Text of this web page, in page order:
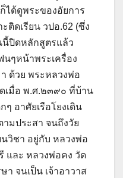
ด้ดูพระของอัยการ
ติดเรียน วปอ.62 (ซึ่ง
นี้ปิดหลักสูตรแล้ว
ๆหน้าพระเครื่อง
ด้วย พระหลวงพ่อ
เมื่อ พ.ศ.๒๓๙๐ ที่บ้าน
อาศัยเรือโยงเดิน
ามประสา จนถึงวัย
วิชา อยู่กับ หลวงพ่อ
และ หลวงพ่อคง วัด
จนเป็น เจ้าอาวาส